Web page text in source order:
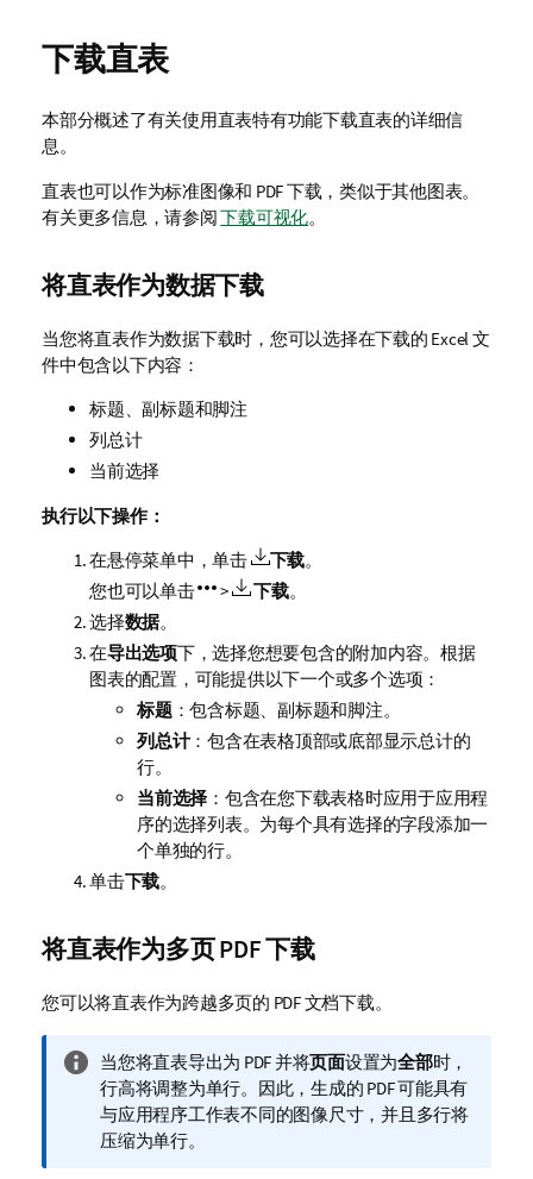
下载直表
本部分概述了有关使用直表特有功能下载直表的详细信
息。
直表也可以作为标准图像和 PDF 下载，类似于其他图表。
有关更多信息，请参阅下载可视化。
将直表作为数据下载
当您将直表作为数据下载时，您可以选择在下载的 Excel 文
件中包含以下内容：
标题、副标题和脚注
列总计
当前选择
执行以下操作：
在悬停菜单中，单击
下载。
您也可以单击
> 下载。
选择数据。
在导出选项下，选择您想要包含的附加内容。根据
图表的配置，可能提供以下一个或多个选项：
标题：包含标题、副标题和脚注。
列总计：包含在表格顶部或底部显示总计的
行。
当前选择 ：包含在您下载表格时应用于应用程
序的选择列表。为每个具有选择的字段添加一
个单独的行。
单击下载。
将直表作为多页 PDF 下载
您可以将直表作为跨越多页的 PDF 文档下载。
信
息
注
释
当您将直表导出为 PDF 并将页面设置为全部时，
行高将调整为单行。因此，生成的 PDF 可能具有
与应用程序工作表不同的图像尺寸，并且多行将
压缩为单行。